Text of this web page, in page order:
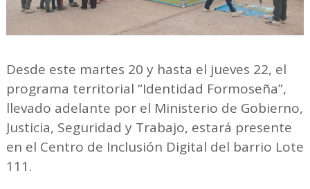
Desde este martes 20 y hasta el jueves 22, el
programa territorial “Identidad Formoseña”,
llevado adelante por el Ministerio de Gobierno,
Justicia, Seguridad y Trabajo, estará presente
en el Centro de Inclusión Digital del barrio Lote
111.